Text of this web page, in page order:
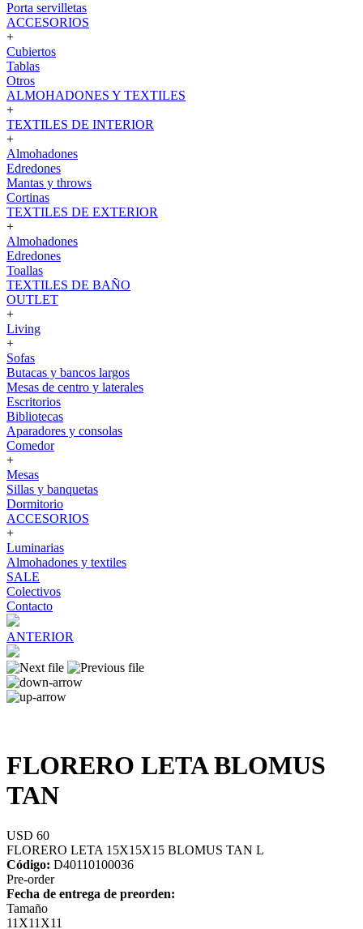
Porta servilletas
ACCESORIOS
+
Cubiertos
Tablas
Otros
ALMOHADONES Y TEXTILES
+
TEXTILES DE INTERIOR
+
Almohadones
Edredones
Mantas y throws
Cortinas
TEXTILES DE EXTERIOR
+
Almohadones
Edredones
Toallas
TEXTILES DE BAÑO
OUTLET
+
Living
+
Sofas
Butacas y bancos largos
Mesas de centro y laterales
Escritorios
Bibliotecas
Aparadores y consolas
Comedor
+
Mesas
Sillas y banquetas
Dormitorio
ACCESORIOS
+
Luminarias
Almohadones y textiles
SALE
Colectivos
Contacto
ANTERIOR
FLORERO LETA BLOMUS
TAN
USD 60
FLORERO LETA 15X15X15 BLOMUS TAN L
Código: D40110100036
Pre-order
Fecha de entrega de preorden:
Tamaño
11X11X11